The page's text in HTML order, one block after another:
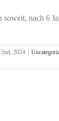
soweit, nach 6
2nd, 2024